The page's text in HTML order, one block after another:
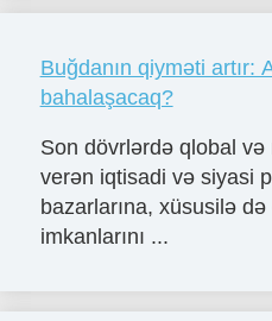
Buğdanın qiyməti artır:
bahalaşacaq?
Son dövrlərdə qlobal
verən iqtisadi və siyasi
bazarlarına, xüsusilə
imkanlarını ...